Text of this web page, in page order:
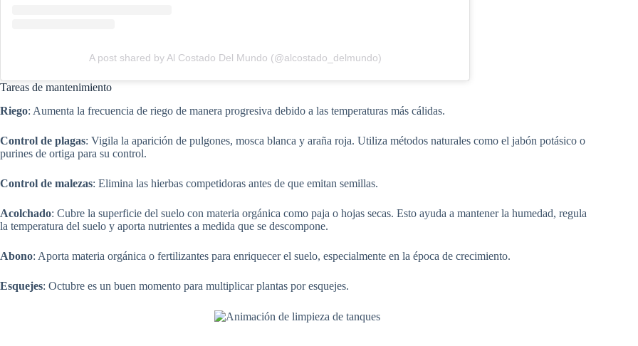
A post shared by Al Costado Del Mundo (@alcostado_delmundo)
Tareas de mantenimiento
Riego: Aumenta la frecuencia de riego de manera progresiva debido a las temperaturas más cálidas.
Control de plagas: Vigila la aparición de pulgones, mosca blanca y araña roja. Utiliza métodos naturales como el jabón potásico o
purines de ortiga para su control.
Control de malezas: Elimina las hierbas competidoras antes de que emitan semillas.
Acolchado: Cubre la superficie del suelo con materia orgánica como paja o hojas secas. Esto ayuda a mantener la humedad, regula
la temperatura del suelo y aporta nutrientes a medida que se descompone.
Abono: Aporta materia orgánica o fertilizantes para enriquecer el suelo, especialmente en la época de crecimiento.
Esquejes: Octubre es un buen momento para multiplicar plantas por esquejes.